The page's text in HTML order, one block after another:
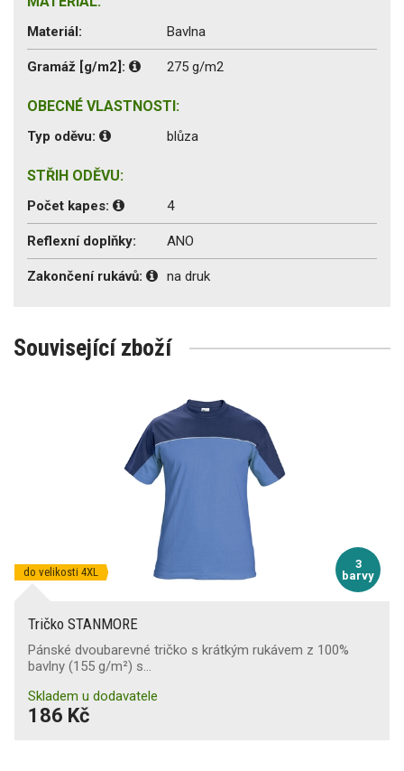
Materiál: Bavlna
Gramáž [g/m2]: 275 g/m2
OBECNÉ VLASTNOSTI:
Typ oděvu: blůza
STŘIH ODĚVU:
Počet kapes: 4
Reflexní doplňky: ANO
Zakončení rukávů: na druk
Související zboží
3
barvy
do velikosti 4XL
Tričko STANMORE
Pánské dvoubarevné tričko s krátkým rukávem z 100%
bavlny (155 g/m²) s…
Skladem u dodavatele
186 Kč